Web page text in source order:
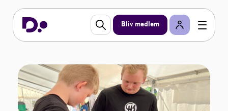
Bliv medlem